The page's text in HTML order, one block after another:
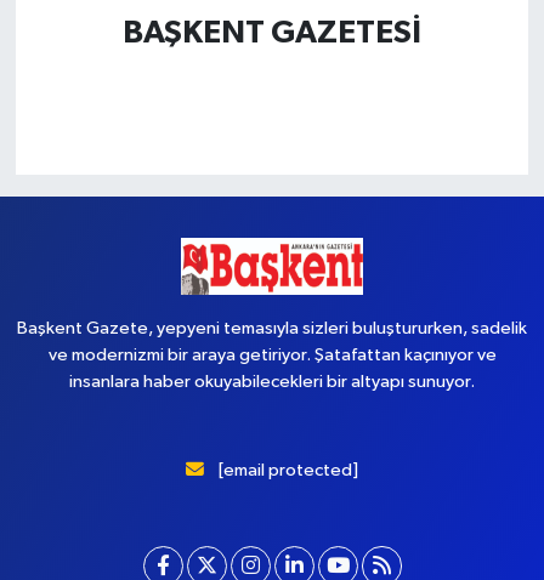
BAŞKENT GAZETESİ
Başkent Gazete, yepyeni temasıyla sizleri buluştururken, sadelik
ve modernizmi bir araya getiriyor. Şatafattan kaçınıyor ve
insanlara haber okuyabilecekleri bir altyapı sunuyor.
[email protected]